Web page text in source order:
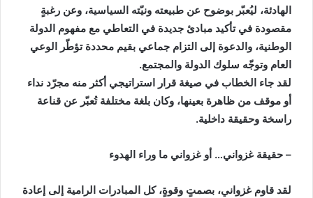
الهادئة، ليُعبّر بوضوح عن طبيعته ونيّته السياسية، وعن رغبةٍ
مقصودة في تأكيد مبادئ جديدة في التعاطي مع مفهوم الدولة
الوطنية، والدعوة إلى التزام جماعي بقيم محددة تؤطّر الوعي
العام وتوجّه سلوك الدولة والمجتمع.
لقد جاء الخطاب في صيغة قرار استراتيجي أكثر منه مجرّد نداء
أو موقف من ظاهرة بعينها، وكان بلغة مختلفة تُعبّر عن قناعة
راسخة وحقيقة داخلية.
– حقيقة غزواني… أو غزواني ما وراء الهدوء
لقد قاوم غزواني، بصمتٍ وقوةٍ، كل المبادرات الرامية إلى إعادة